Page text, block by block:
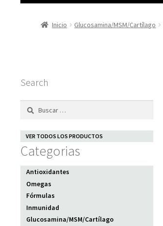
Inicio Glucosamina/MSM/Cartílago
Search
Buscar:
VER TODOS LOS PRODUCTOS
Categorias
Antioxidantes
Omegas
Fórmulas
Inmunidad
Glucosamina/MSM/Cartílago